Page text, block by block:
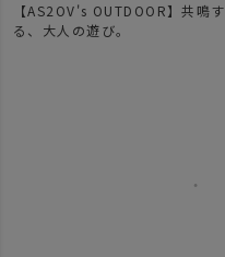
【AS2OV's OUTDOOR】共鳴す
る、大人の遊び。